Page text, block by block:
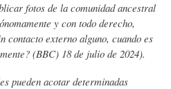
fotos de la comunidad ancestral
y con todo derecho,
contacto externo alguno, cuando es
(BBC) 18 de julio de 2024).
pueden acotar determinadas